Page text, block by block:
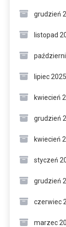
grudzień
listopad
lipiec 2025
kwiecień
grudzień
kwiecień
styczeń
grudzień
czerwiec
marzec